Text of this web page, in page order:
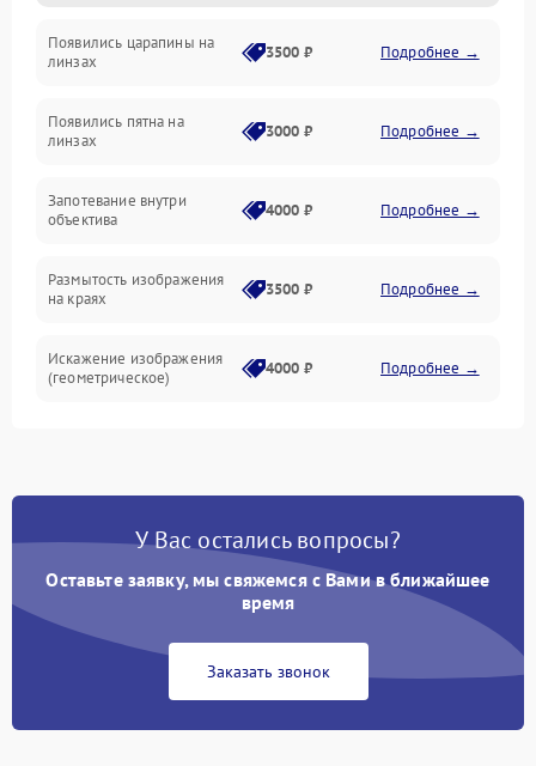
Прочие неисправности
Появились царапины на
линзах
3500 ₽ Подробнее →
Появились пятна на
линзах
3000 ₽ Подробнее →
Запотевание внутри
объектива
4000 ₽ Подробнее →
Размытость изображения
на краях
3500 ₽ Подробнее →
Искажение изображения
(геометрическое)
4000 ₽ Подробнее →
при всех фокусных
4500 ₽ Подробнее →
У Вас остались вопросы?
Оставьте заявку, мы свяжемся с Вами в ближайшее
время
Заказать звонок